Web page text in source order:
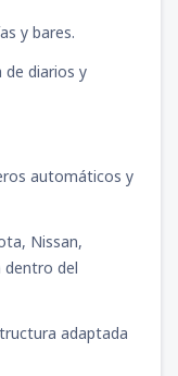
y bares.
de diarios y
automáticos y
Nissan,
dentro del
adaptada